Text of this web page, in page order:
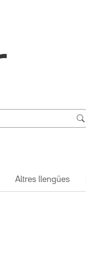
Altres llengües